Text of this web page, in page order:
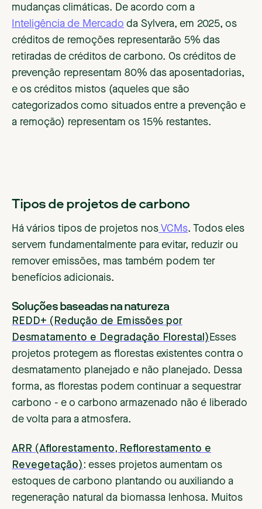
mudanças climáticas. De acordo com a
Inteligência de Mercado da Sylvera, em 2025, os
créditos de remoções representarão 5% das
retiradas de créditos de carbono. Os créditos de
prevenção representam 80% das aposentadorias,
e os créditos mistos (aqueles que são
categorizados como situados entre a prevenção e
a remoção) representam os 15% restantes.
Tipos de projetos de carbono
Há vários tipos de projetos nos VCMs. Todos eles
servem fundamentalmente para evitar, reduzir ou
remover emissões, mas também podem ter
benefícios adicionais.
‍Soluções baseadas na natureza
REDD+ (Redução de Emissões por
Desmatamento e Degradação Florestal) Esses
projetos protegem as florestas existentes contra o
desmatamento planejado e não planejado. Dessa
forma, as florestas podem continuar a sequestrar
carbono - e o carbono armazenado não é liberado
de volta para a atmosfera.
ARR (Aflorestamento, Reflorestamento e
Revegetação) : esses projetos aumentam os
estoques de carbono plantando ou auxiliando a
regeneração natural da biomassa lenhosa. Muitos